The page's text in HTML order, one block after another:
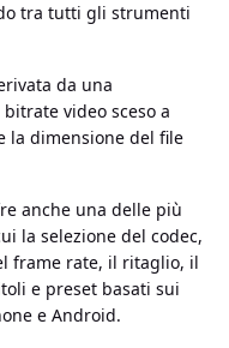
tra tutti gli strumenti
da una
video sceso a
la dimensione del file
anche una delle più
la selezione del codec,
frame rate, il ritaglio, il
e preset basati sui
e Android.